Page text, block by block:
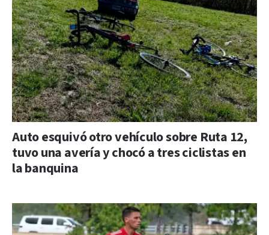
Auto esquivó otro vehículo sobre Ruta 12,
tuvo una avería y chocó a tres ciclistas en
la banquina